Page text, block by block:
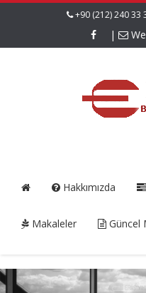
+90 (212) 240 33
|
Hakkımızda
Makaleler Güncel